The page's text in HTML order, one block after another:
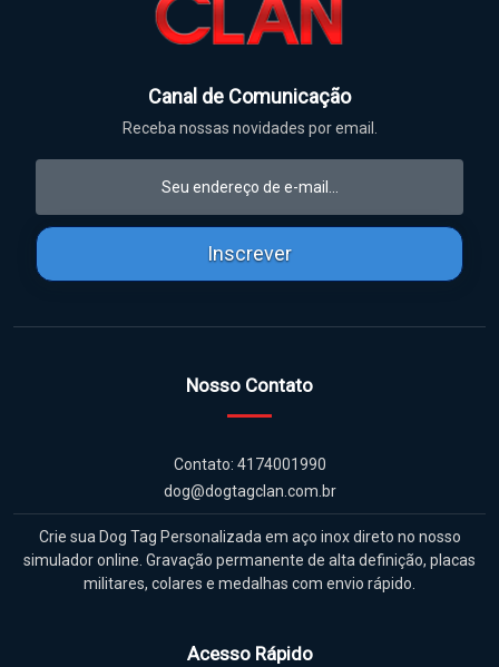
Canal de Comunicação
Receba nossas novidades por email.
Inscrever
Nosso Contato
Contato: 4174001990
dog@dogtagclan.com.br
Crie sua Dog Tag Personalizada em aço inox direto no nosso
simulador online. Gravação permanente de alta definição, placas
militares, colares e medalhas com envio rápido.
Acesso Rápido